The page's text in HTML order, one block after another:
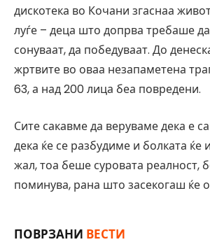
дискотека во Кочани згаснаа
луѓе – деца што допрва требаше да
сонуваат, да победуваат. До
жртвите во оваа незапаметена
63, а над 200 лица беа повредени.
Сите сакавме да веруваме дека е
дека ќе се разбудиме и болката ќе
жал, тоа беше суровата реалност,
поминува, рана што засекогаш ќе
ПОВРЗАНИ ВЕСТИ